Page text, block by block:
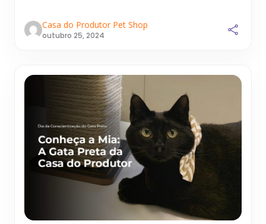
Casa do Produtor Pet Shop
outubro 25, 2024